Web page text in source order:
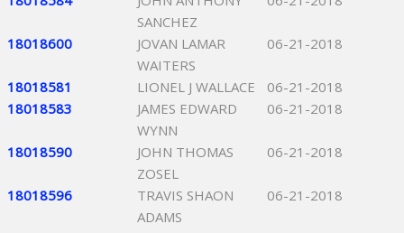
SANCHEZ
18018600
JOVAN LAMAR
WAITERS
06-21-2018
18018581 LIONEL J WALLACE
06-21-2018
18018583
JAMES EDWARD
WYNN
06-21-2018
18018590
JOHN THOMAS
ZOSEL
06-21-2018
18018596
TRAVIS SHAON
ADAMS
06-21-2018